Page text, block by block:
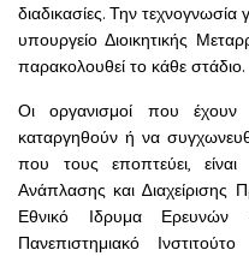
διαδικασίες. Την τεχνογνωσία
υπουργείο Διοικητικής
παρακολουθεί το κάθε στάδιο.
Οι οργανισμοί που έχουν
καταργηθούν ή να
που τους εποπτεύει,
Ανάπλασης και ∆ιαχείρισης
Εθνικό Ιδρυμα Ερευνών
Πανεπιστημιακό